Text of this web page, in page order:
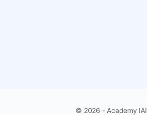
© 2026 - Academy IAI